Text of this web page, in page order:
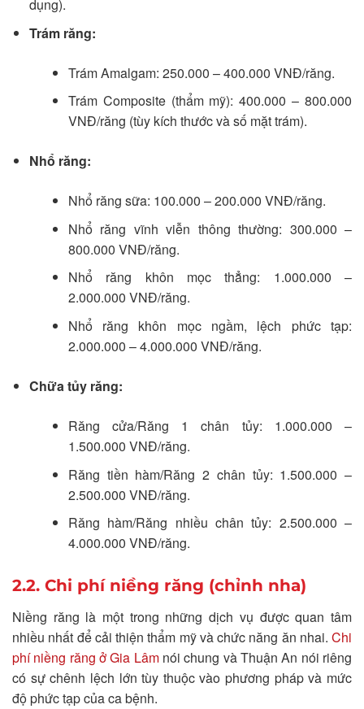
dụng).
Trám răng:
Trám Amalgam: 250.000 – 400.000 VNĐ/răng.
Trám Composite (thẩm mỹ): 400.000 – 800.000
VNĐ/răng (tùy kích thước và số mặt trám).
Nhổ răng:
Nhổ răng sữa: 100.000 – 200.000 VNĐ/răng.
Nhổ răng vĩnh viễn thông thường: 300.000 –
800.000 VNĐ/răng.
Nhổ răng khôn mọc thẳng: 1.000.000 –
2.000.000 VNĐ/răng.
Nhổ răng khôn mọc ngầm, lệch phức tạp:
2.000.000 – 4.000.000 VNĐ/răng.
Chữa tủy răng:
Răng cửa/Răng 1 chân tủy: 1.000.000 –
1.500.000 VNĐ/răng.
Răng tiền hàm/Răng 2 chân tủy: 1.500.000 –
2.500.000 VNĐ/răng.
Răng hàm/Răng nhiều chân tủy: 2.500.000 –
4.000.000 VNĐ/răng.
2.2. Chi phí niềng răng (chỉnh nha)
Niềng răng là một trong những dịch vụ được quan tâm
nhiều nhất để cải thiện thẩm mỹ và chức năng ăn nhai. Chi
phí niềng răng ở Gia Lâmnói chung và Thuận An nói riêng
có sự chênh lệch lớn tùy thuộc vào phương pháp và mức
độ phức tạp của ca bệnh.